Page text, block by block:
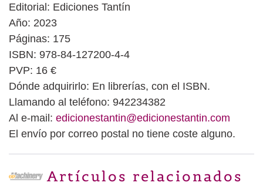
Editorial: Ediciones Tantín
Año: 2023
Páginas: 175
ISBN: 978-84-127200-4-4
PVP: 16 €
Dónde adquirirlo: En librerías, con el ISBN.
Llamando al teléfono: 942234382
Al e-mail: edicionestantin@edicionestantin.com
El envío por correo postal no tiene coste alguno.
Artículos relacionados